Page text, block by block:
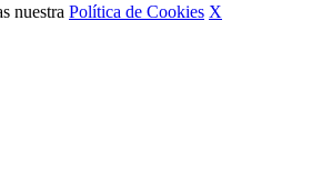
nuestra Política de Cookies X